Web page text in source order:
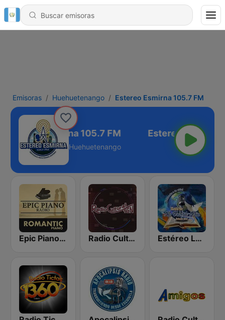
Emisoras Huehuetenango Estereo Esmirna 105.7 FM
Estereo Esmirna 105.7 FM
Huehuetenango
Epic Piano - ROMANTIC PIANO Radio Cultural TGN Estéreo La Voz De Dios